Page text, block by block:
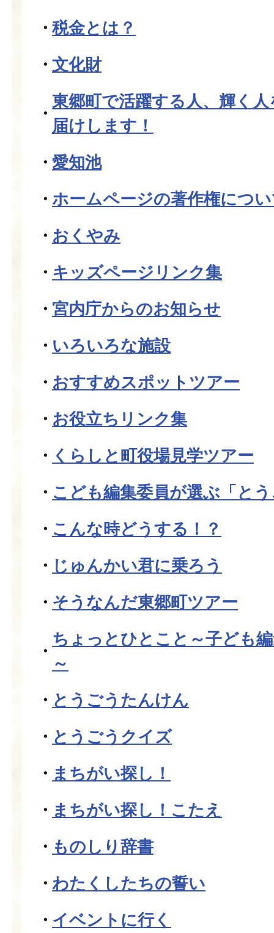
税金とは？
文化財
東郷町で活躍する人、輝く
届けします！
愛知池
ホームページの著作権につ
おくやみ
キッズページリンク集
宮内庁からのお知らせ
いろいろな施設
おすすめスポットツアー
お役立ちリンク集
くらしと町役場見学ツアー
こども編集委員が選ぶ「と
こんな時どうする！？
じゅんかい君に乗ろう
そうなんだ東郷町ツアー
ちょっとひとこと～子ども
～
とうごうたんけん
とうごうクイズ
まちがい探し！
まちがい探し！こたえ
ものしり辞書
わたくしたちの誓い
イベントに行く